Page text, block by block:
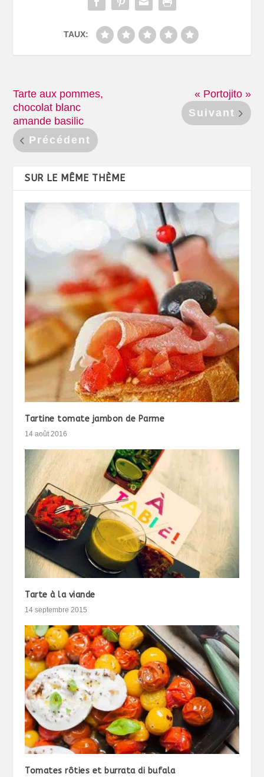
TAUX:
Tarte aux pommes,
chocolat blanc
amande basilic
Précédent
« Portojito »
Suivant
SUR LE MÊME THÈME
Tartine tomate jambon de Parme
14 août 2016
Tarte à la viande
14 septembre 2015
Tomates rôties et burrata di bufala